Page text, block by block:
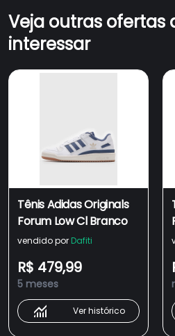
Veja outras ofertas
interessar
Tênis Adidas Originals
Forum Low Cl Branco
vendido por Dafiti
R$ 479,99
5 meses
Ver histórico